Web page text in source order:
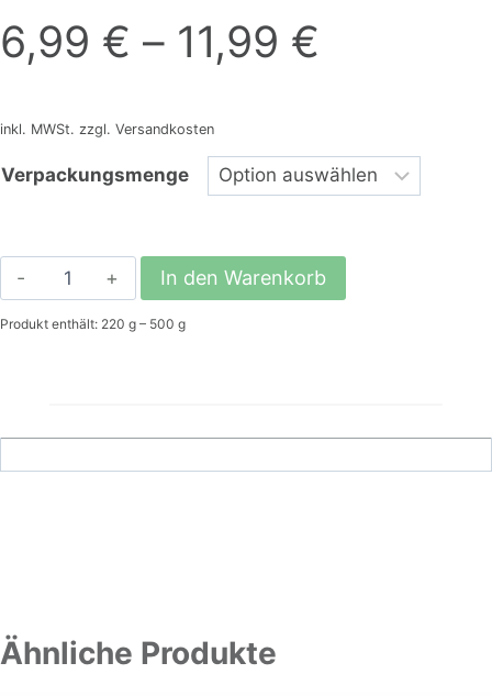
6,99 € – 11,99 €
inkl. MWSt. zzgl. Versandkosten
Verpackungsmenge
Nagertraum
Exquisit
Degufutter
In den Warenkorb
Produkt enthält: 220 g – 500 g
Ähnliche Produkte